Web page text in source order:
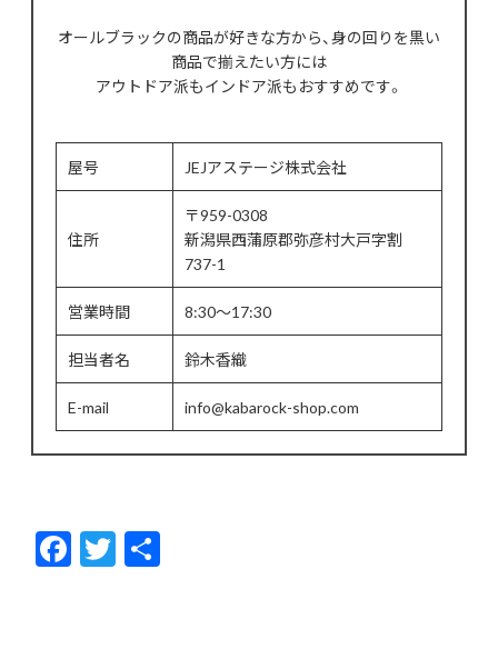
オールブラックの商品が好きな方から、身の回りを黒い
商品で揃えたい方には
アウトドア派もインドア派もおすすめです。
屋号 JEJアステージ株式会社
住所
〒959-0308
新潟県西蒲原郡弥彦村大戸字割
737-1
営業時間 8:30～17:30
担当者名 鈴木香織
E-mail info@kabarock-shop.com
F
ac
T
w